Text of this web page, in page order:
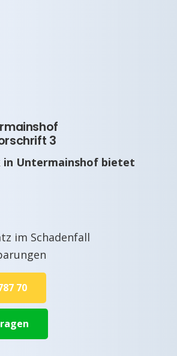
3
in Untermainshof bietet
im Schadenfall
70